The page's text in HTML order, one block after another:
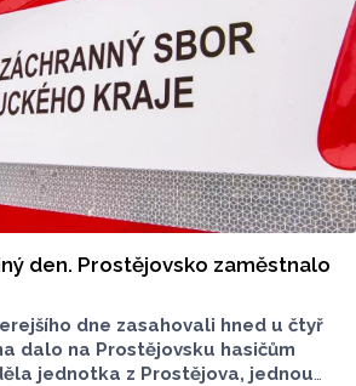
den. Prostějovsko zaměstnalo
dne zasahovali hned u čtyř
dalo na Prostějovsku hasičům
jednotka z Prostějova, jednou